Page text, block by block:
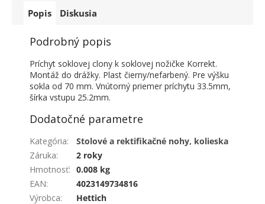
Popis Diskusia
Podrobný popis
Príchyt soklovej clony k soklovej nožičke Korrekt.
Montáž do drážky. Plast čierny/nefarbený. Pre výšku
sokla od 70 mm. Vnútorný priemer príchytu 33.5mm,
šírka vstupu 25.2mm.
Dodatočné parametre
Kategória:
Stolové a rektifikačné nohy, kolieska
Záruka:
2 roky
Hmotnosť: 0.008 kg
EAN:
4023149734816
Výrobca: Hettich